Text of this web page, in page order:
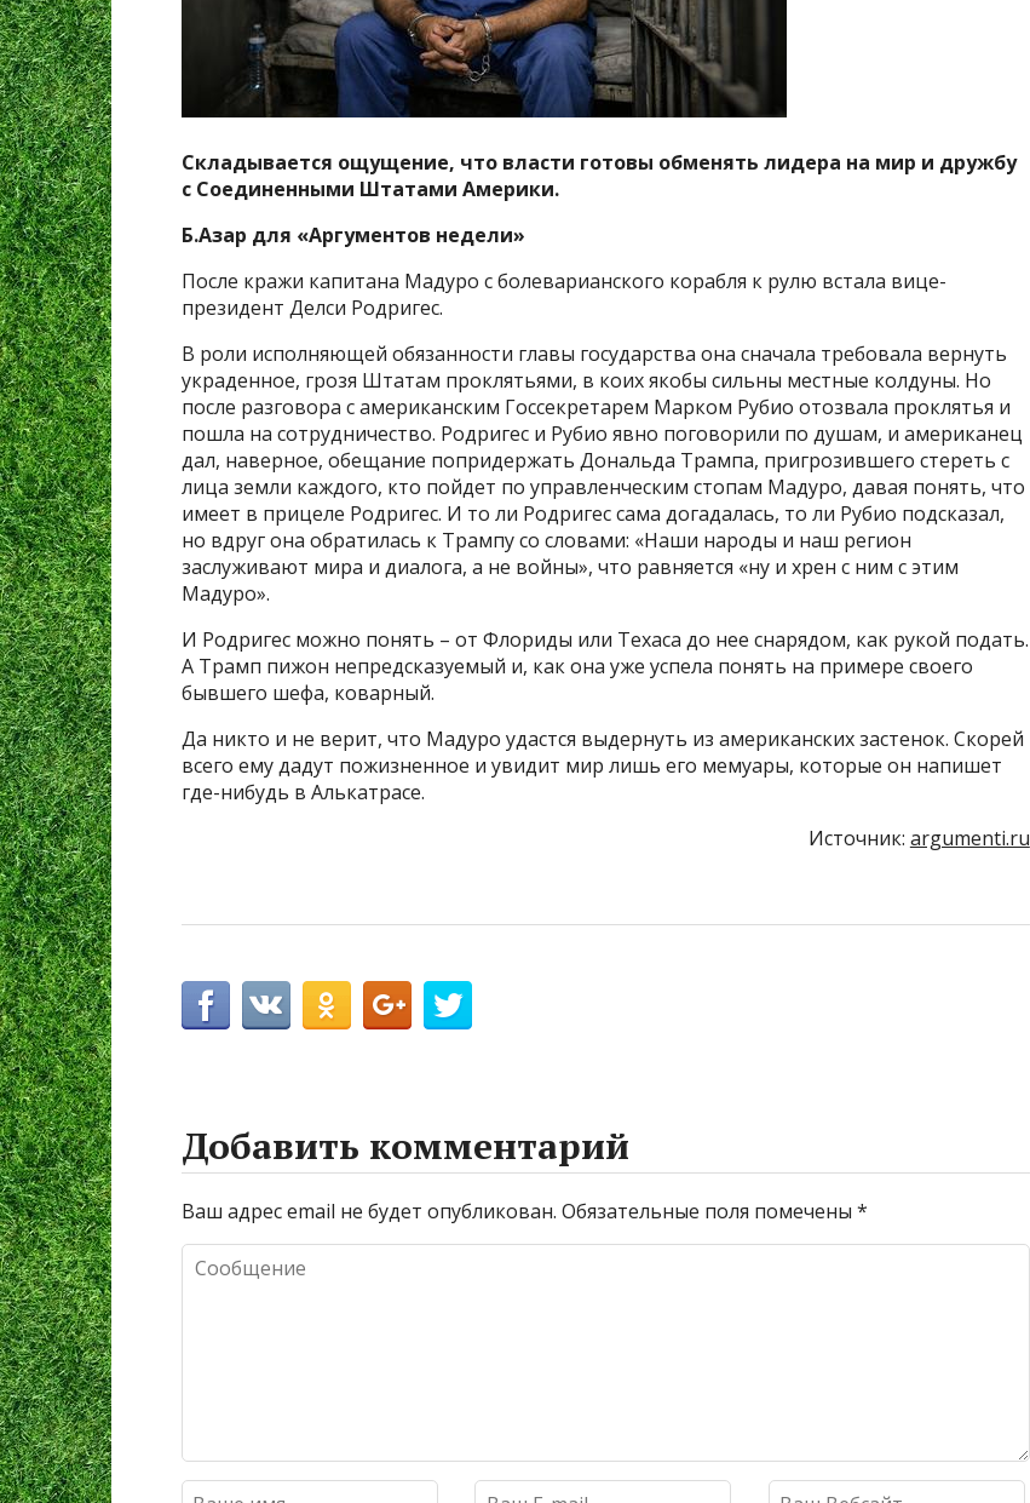
Складывается ощущение, что власти готовы обменять лидера на мир и дружбу
с Соединенными Штатами Америки.
Б.Азар для «Аргументов недели»
После кражи капитана Мадуро с болеварианского корабля к рулю встала вице-
президент Делси Родригес.
В роли исполняющей обязанности главы государства она сначала требовала вернуть
украденное, грозя Штатам проклятьями, в коих якобы сильны местные колдуны. Но
после разговора с американским Госсекретарем Марком Рубио отозвала проклятья и
пошла на сотрудничество. Родригес и Рубио явно поговорили по душам, и американец
дал, наверное, обещание попридержать Дональда Трампа, пригрозившего стереть с
лица земли каждого, кто пойдет по управленческим стопам Мадуро, давая понять, что
имеет в прицеле Родригес. И то ли Родригес сама догадалась, то ли Рубио подсказал,
но вдруг она обратилась к Трампу со словами: «Наши народы и наш регион
заслуживают мира и диалога, а не войны», что равняется «ну и хрен с ним с этим
Мадуро».
И Родригес можно понять – от Флориды или Техаса до нее снарядом, как рукой подать.
А Трамп пижон непредсказуемый и, как она уже успела понять на примере своего
бывшего шефа, коварный.
Да никто и не верит, что Мадуро удастся выдернуть из американских застенок. Скорей
всего ему дадут пожизненное и увидит мир лишь его мемуары, которые он напишет
где-нибудь в Алькатрасе.
Источник: argumenti.ru
Добавить комментарий
Ваш адрес email не будет опубликован. Обязательные поля помечены *